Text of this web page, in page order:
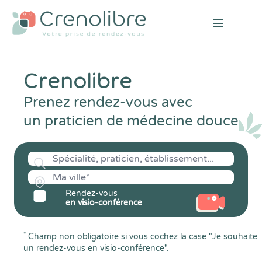
Open
Crenolibre
Prenez rendez-vous avec
un praticien de médecine douce
* Champ non obligatoire si vous cochez la case "Je souhaite
un rendez-vous en visio-conférence".
Rendez-vous
en visio-conférence